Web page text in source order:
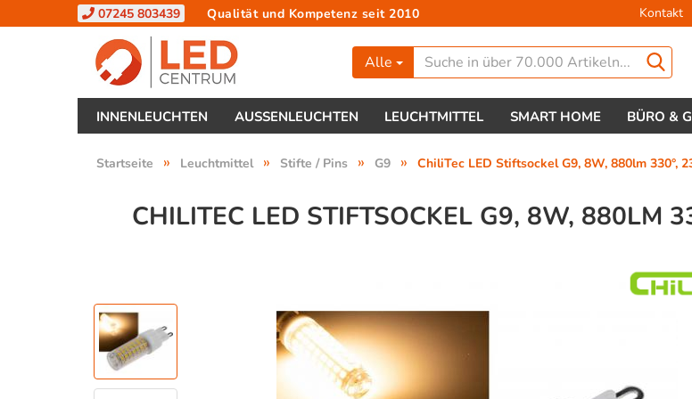
07245 803439 Qualität und Kompetenz seit 2010 Kontakt
Alle
INNENLEUCHTEN AUSSENLEUCHTEN LEUCHTMITTEL SMART HOME BÜRO &
Startseite » Leuchtmittel » Stifte / Pins » G9 » ChiliTec LED Stiftsockel G9, 8W, 880lm 330°,
CHILITEC LED STIFTSOCKEL G9, 8W, 880LM